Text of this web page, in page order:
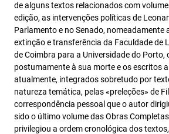
de alguns textos relacionados com
edição, as intervenções políticas de
Parlamento e no Senado, nomeadamente
extinção e transferência da Faculdade de
de Coimbra para a Universidade do
postumamente à sua morte e os escritos
atualmente, integrados sobretudo por
natureza temática, pelas «preleções» de
correspondência pessoal que o autor
sido o último volume das Obras
privilegiou a ordem cronológica dos